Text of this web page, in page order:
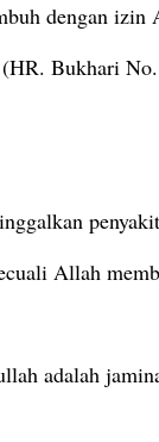
dengan
Bukhari
Allah
adalah